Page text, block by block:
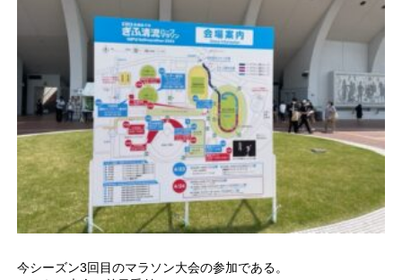
今シーズン3回目のマラソン大会の参加である。